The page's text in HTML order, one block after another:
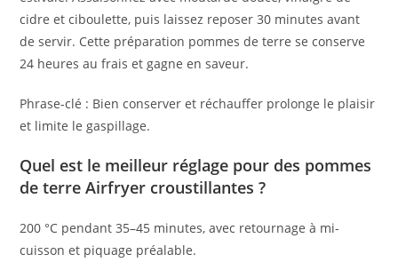
cidre et ciboulette, puis laissez reposer 30 minutes avant
de servir. Cette préparation pommes de terre se conserve
24 heures au frais et gagne en saveur.
Phrase-clé : Bien conserver et réchauffer prolonge le plaisir
et limite le gaspillage.
Quel est le meilleur réglage pour des pommes
de terre Airfryer croustillantes ?
200 °C pendant 35–45 minutes, avec retournage à mi-
cuisson et piquage préalable.